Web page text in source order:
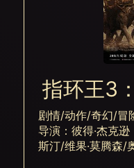
指环王3
剧情/动作/奇幻/
导演：彼得·杰克
斯汀/维果·莫腾森/